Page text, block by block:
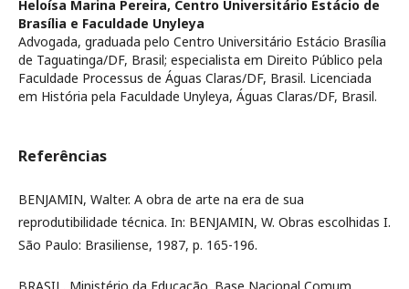
Heloísa Marina Pereira, Centro Universitário Estácio de
Brasília e Faculdade Unyleya
Advogada, graduada pelo Centro Universitário Estácio Brasília
de Taguatinga/DF, Brasil; especialista em Direito Público pela
Faculdade Processus de Águas Claras/DF, Brasil. Licenciada
em História pela Faculdade Unyleya, Águas Claras/DF, Brasil.
Referências
BENJAMIN, Walter. A obra de arte na era de sua
reprodutibilidade técnica. In: BENJAMIN, W. Obras escolhidas I.
São Paulo: Brasiliense, 1987, p. 165-196.